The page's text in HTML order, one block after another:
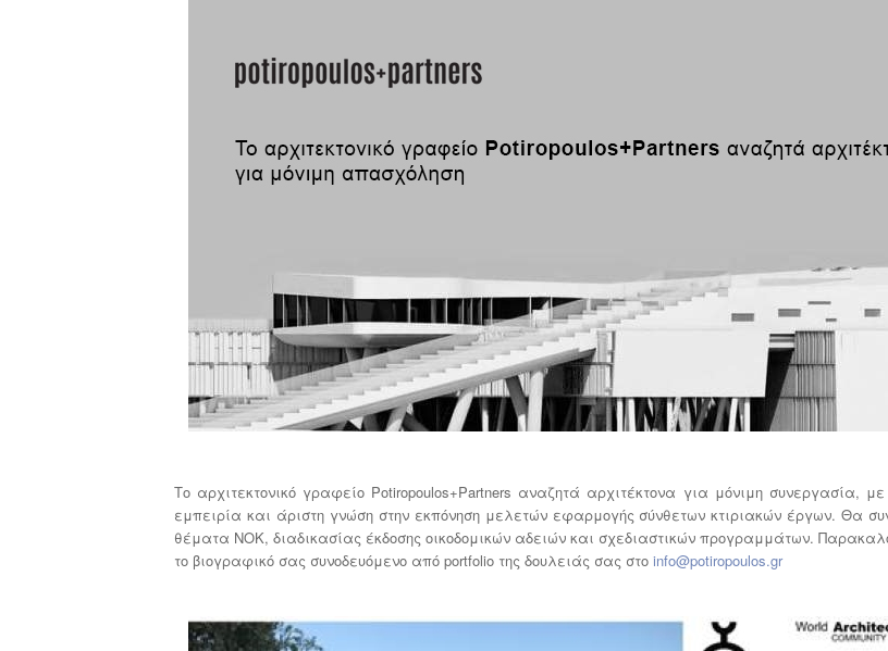
Το αρχιτεκτονικό γραφείο Potiropoulos+Partners αναζητά αρχιτέκτονα για μόνιμη συνεργασία,
εμπειρία και άριστη γνώση στην εκπόνηση μελετών εφαρμογής σύνθετων κτιριακών έργων. Θα
θέματα ΝΟΚ, διαδικασίας έκδοσης οικοδομικών αδειών και σχεδιαστικών προγραμμάτων.
το βιογραφικό σας συνοδευόμενο από portfolio της δουλειάς σας στο info@potiropoulos.gr